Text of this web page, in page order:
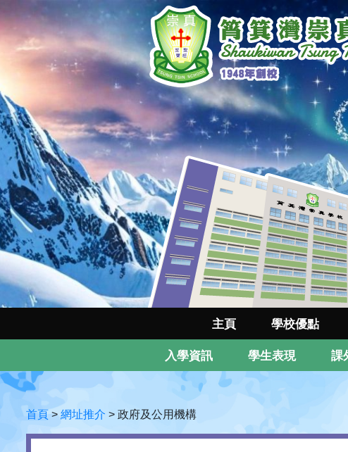
主頁 學校優點
入學資訊 學生表現 課
首頁 > 網址推介 > 政府及公用機構